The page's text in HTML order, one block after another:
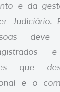
e da
Judiciário.
deve
e
que
e o